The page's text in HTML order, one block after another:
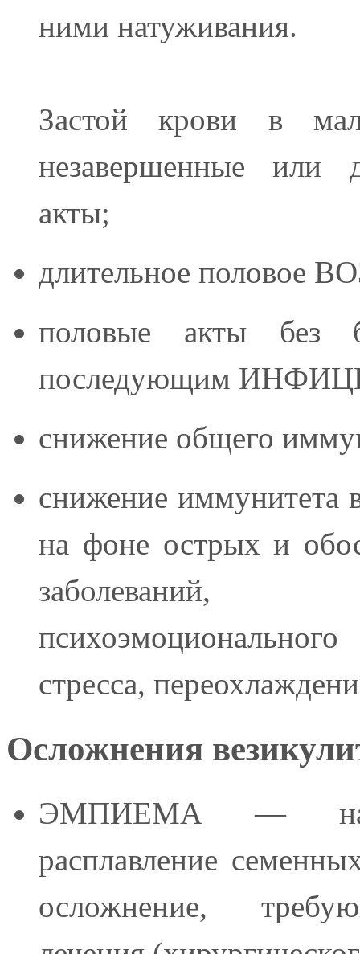
ними натуживания.
Застой крови в
незавершенные или
акты;
длительное половое
половые акты без
последующим
снижение общего
снижение иммунитета
на фоне острых и
стресса,
Осложнения
ЭМПИЕМА —
расплавление
осложнение,